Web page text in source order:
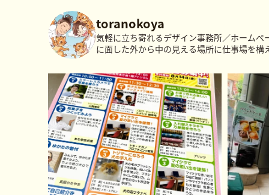
toranokoya
気軽に立ち寄れるデザイン事務所／ホーム
に面した外から中の見える場所に仕事場を